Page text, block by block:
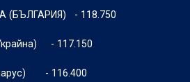
(БЪЛГАРИЯ) - 118.750
- 117.150
- 116.400